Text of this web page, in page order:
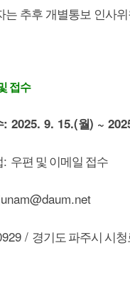
는 추후 개별통보 인사
접수
: 2025. 9. 15.(월) ~
: 우편 및 이메일 접수
/ 경기도 파주시 시청